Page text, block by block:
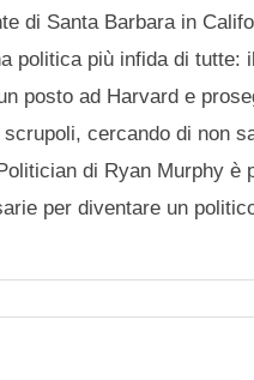
di Santa Barbara in
politica più infida di tutte:
posto ad Harvard e
cercando di non
di Ryan Murphy è
per diventare un